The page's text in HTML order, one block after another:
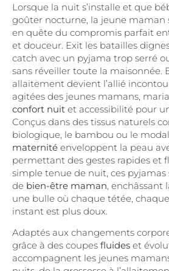
Lorsque la nuit s’installe et que
goûter nocturne, la jeune maman
en quête du compromis parfait
et douceur. Exit les batailles
catch avec un pyjama trop serré
sans réveiller toute la maisonnée.
allaitement devient l’allié
agitées des jeunes mamans,
confort nuit et accessibilité pour
Conçus dans des tissus naturels
biologique, le bambou ou le
maternité enveloppent la peau
permettant des gestes rapides et
simple tenue de nuit, ces
de bien-être maman, enchâssant
une bulle où chaque tétée,
instant est plus doux.
Adaptés aux changements
grâce à des coupes fluides et
accompagnent les jeunes